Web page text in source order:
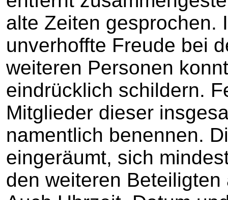
alte Zeiten gesprochen.
unverhoffte Freude bei
weiteren Personen
eindrücklich schildern.
Mitglieder dieser
namentlich benennen.
eingeräumt, sich
den weiteren